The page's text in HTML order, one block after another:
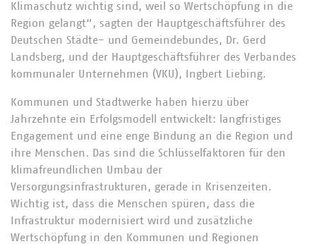
Klimaschutz wichtig sind, weil so Wertschöpfung in die
Region gelangt“, sagten der Hauptgeschäftsführer des
Deutschen Städte- und Gemeindebundes, Dr. Gerd
Landsberg, und der Hauptgeschäftsführer des Verbandes
kommunaler Unternehmen (VKU), Ingbert Liebing.
Kommunen und Stadtwerke haben hierzu über
Jahrzehnte ein Erfolgsmodell entwickelt: langfristiges
Engagement und eine enge Bindung an die Region und
ihre Menschen. Das sind die Schlüsselfaktoren für den
klimafreundlichen Umbau der
Versorgungsinfrastrukturen, gerade in Krisenzeiten.
Wichtig ist, dass die Menschen spüren, dass die
Infrastruktur modernisiert wird und zusätzliche
Wertschöpfung in den Kommunen und Regionen